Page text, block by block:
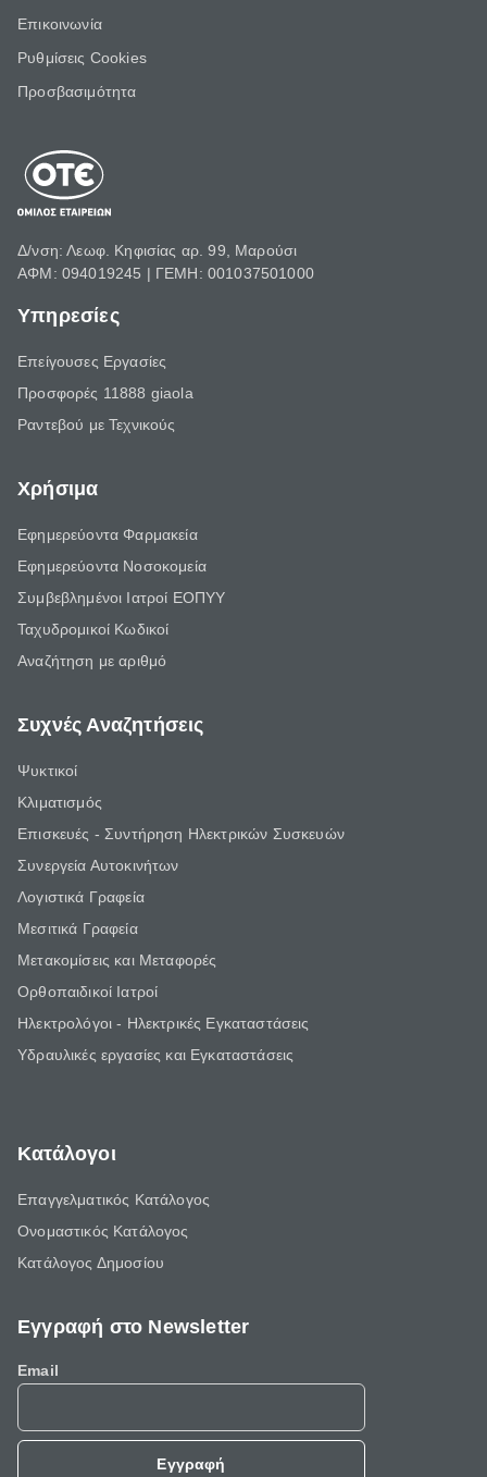
Επικοινωνία
Ρυθμίσεις Cookies
Προσβασιμότητα
Δ/νση: Λεωφ. Κηφισίας αρ. 99, Μαρούσι
ΑΦΜ: 094019245 | ΓΕΜΗ: 001037501000
Υπηρεσίες
Επείγουσες Εργασίες
Προσφορές 11888 giaola
Ραντεβού με Τεχνικούς
Χρήσιμα
Εφημερεύοντα Φαρμακεία
Εφημερεύοντα Νοσοκομεία
Συμβεβλημένοι Ιατροί ΕΟΠΥΥ
Ταχυδρομικοί Κωδικοί
Αναζήτηση με αριθμό
Συχνές Αναζητήσεις
Ψυκτικοί
Κλιματισμός
Επισκευές - Συντήρηση Ηλεκτρικών Συσκευών
Συνεργεία Αυτοκινήτων
Λογιστικά Γραφεία
Μεσιτικά Γραφεία
Μετακομίσεις και Μεταφορές
Ορθοπαιδικοί Ιατροί
Ηλεκτρολόγοι - Ηλεκτρικές Εγκαταστάσεις
Υδραυλικές εργασίες και Εγκαταστάσεις
Κατάλογοι
Επαγγελματικός Κατάλογος
Ονομαστικός Κατάλογος
Κατάλογος Δημοσίου
Εγγραφή στο Newsletter
Email
Εγγραφή